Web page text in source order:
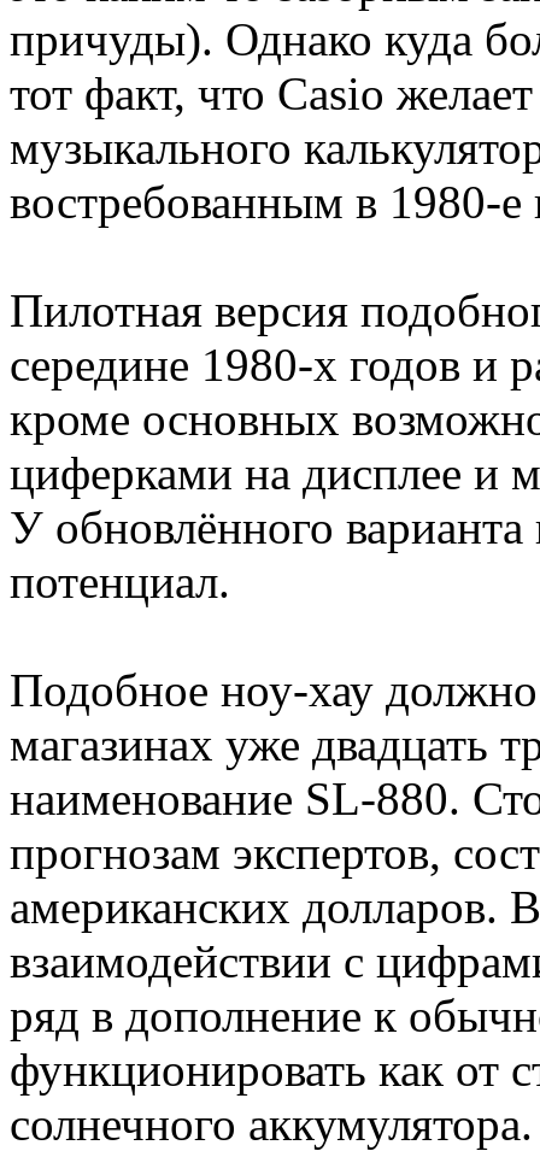
причуды). Однако куда
тот факт, что Casio
музыкального
востребованным в 1980-е
Пилотная версия
середине 1980-х годов и
кроме основных
циферками на дисплее и
У обновлённого варианта
потенциал.
Подобное ноу-хау
магазинах уже двадцать
наименование SL-880.
прогнозам экспертов,
американских долларов.
взаимодействии с
ряд в дополнение к
функционировать как от
солнечного аккумулятора.